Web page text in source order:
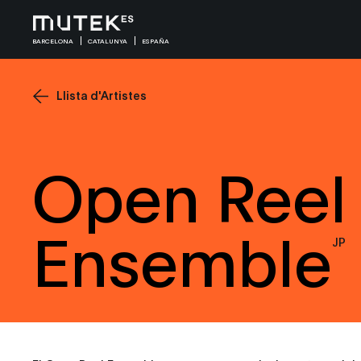
BARCELONA CATALUNYA ESPAÑA
Llista d'Artistes
Open Reel
Ensemble JP